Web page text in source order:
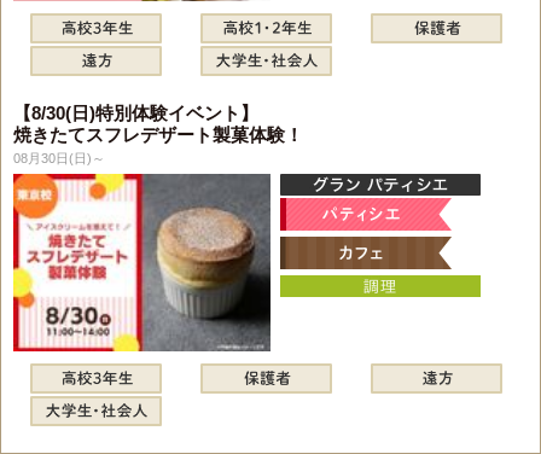
【8/30(日)特別体験イベント】
焼きたてスフレデザート製菓体験！
08月30日(日)～